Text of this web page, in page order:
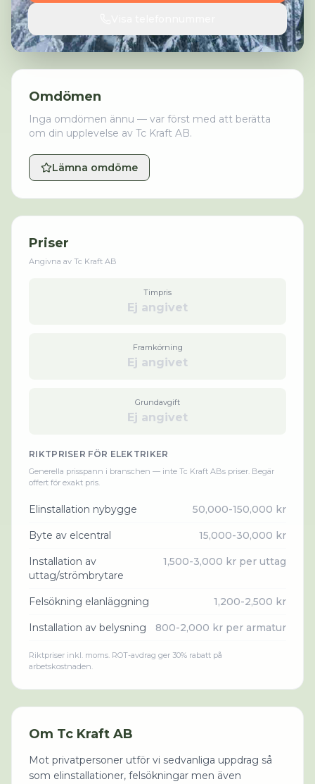
Omdömen
Inga omdömen ännu — var först med att berätta
om din upplevelse av Tc Kraft AB.
Lämna omdöme
Priser
Angivna av Tc Kraft AB
Timpris
Ej angivet
Framkörning
Ej angivet
Grundavgift
Ej angivet
RIKTPRISER FÖR ELEKTRIKER
Generella prisspann i branschen — inte Tc Kraft ABs priser. Begär
offert för exakt pris.
Elinstallation nybygge 50,000-150,000 kr
Byte av elcentral 15,000-30,000 kr
Installation av
uttag/strömbrytare
1,500-3,000 kr per uttag
Felsökning elanläggning 1,200-2,500 kr
Installation av belysning 800-2,000 kr per armatur
Riktpriser inkl. moms. ROT-avdrag ger 30% rabatt på
arbetskostnaden.
Om Tc Kraft AB
Mot privatpersoner utför vi sedvanliga uppdrag så
som elinstallationer, felsökningar men även